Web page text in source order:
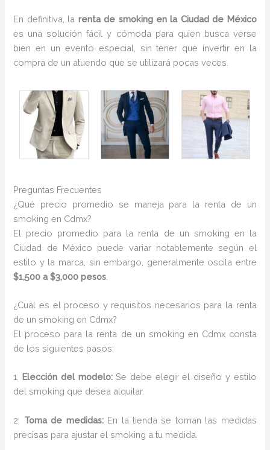
En definitiva, la renta de smoking en la Ciudad de México
es una solución fácil y cómoda para quien busca verse
bien en un evento especial, sin tener que invertir en la
compra de un atuendo que se utilizará pocas veces.
Preguntas Frecuentes
¿Qué precio promedio se maneja para la renta de un
smoking en Cdmx?
El precio promedio para la renta de un smoking en la
Ciudad de México puede variar notablemente según el
estilo y la marca, sin embargo, generalmente oscila entre
$1,500 a $3,000 pesos
¿Cuál es el proceso y requisitos necesarios para la renta
de un smoking en Cdmx?
El proceso para la renta de un smoking en Cdmx consta
de los siguientes pasos:
1. Elección del modelo:Se debe elegir el diseño y estilo
del smoking que desea alquilar.
2. Toma de medidas:En la tienda se toman las medidas
precisas para ajustar el smoking a tu medida.